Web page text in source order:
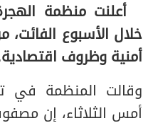
خلال الأسبوع
أمنية وظروف
وقالت المنظمة في
أمس الثلاثاء، إن